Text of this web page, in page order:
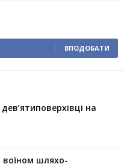
ВПОДОБАТИ
на
шляхо-